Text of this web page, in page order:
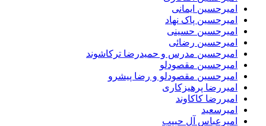
امیرحسین ایمانی
امیرحسین پاک نهاد
امیرحسین حسینی
امیرحسین رضائی
امیرحسین مدرس و حمیدرضا ترکاشوند
امیرحسین مقصودلو
امیرحسین مقصودلو و رضا پیشرو
امیررضا پرهیزکاری
امیررضا کاکاوند
امیرسعید
امیرعباس آل حبیب